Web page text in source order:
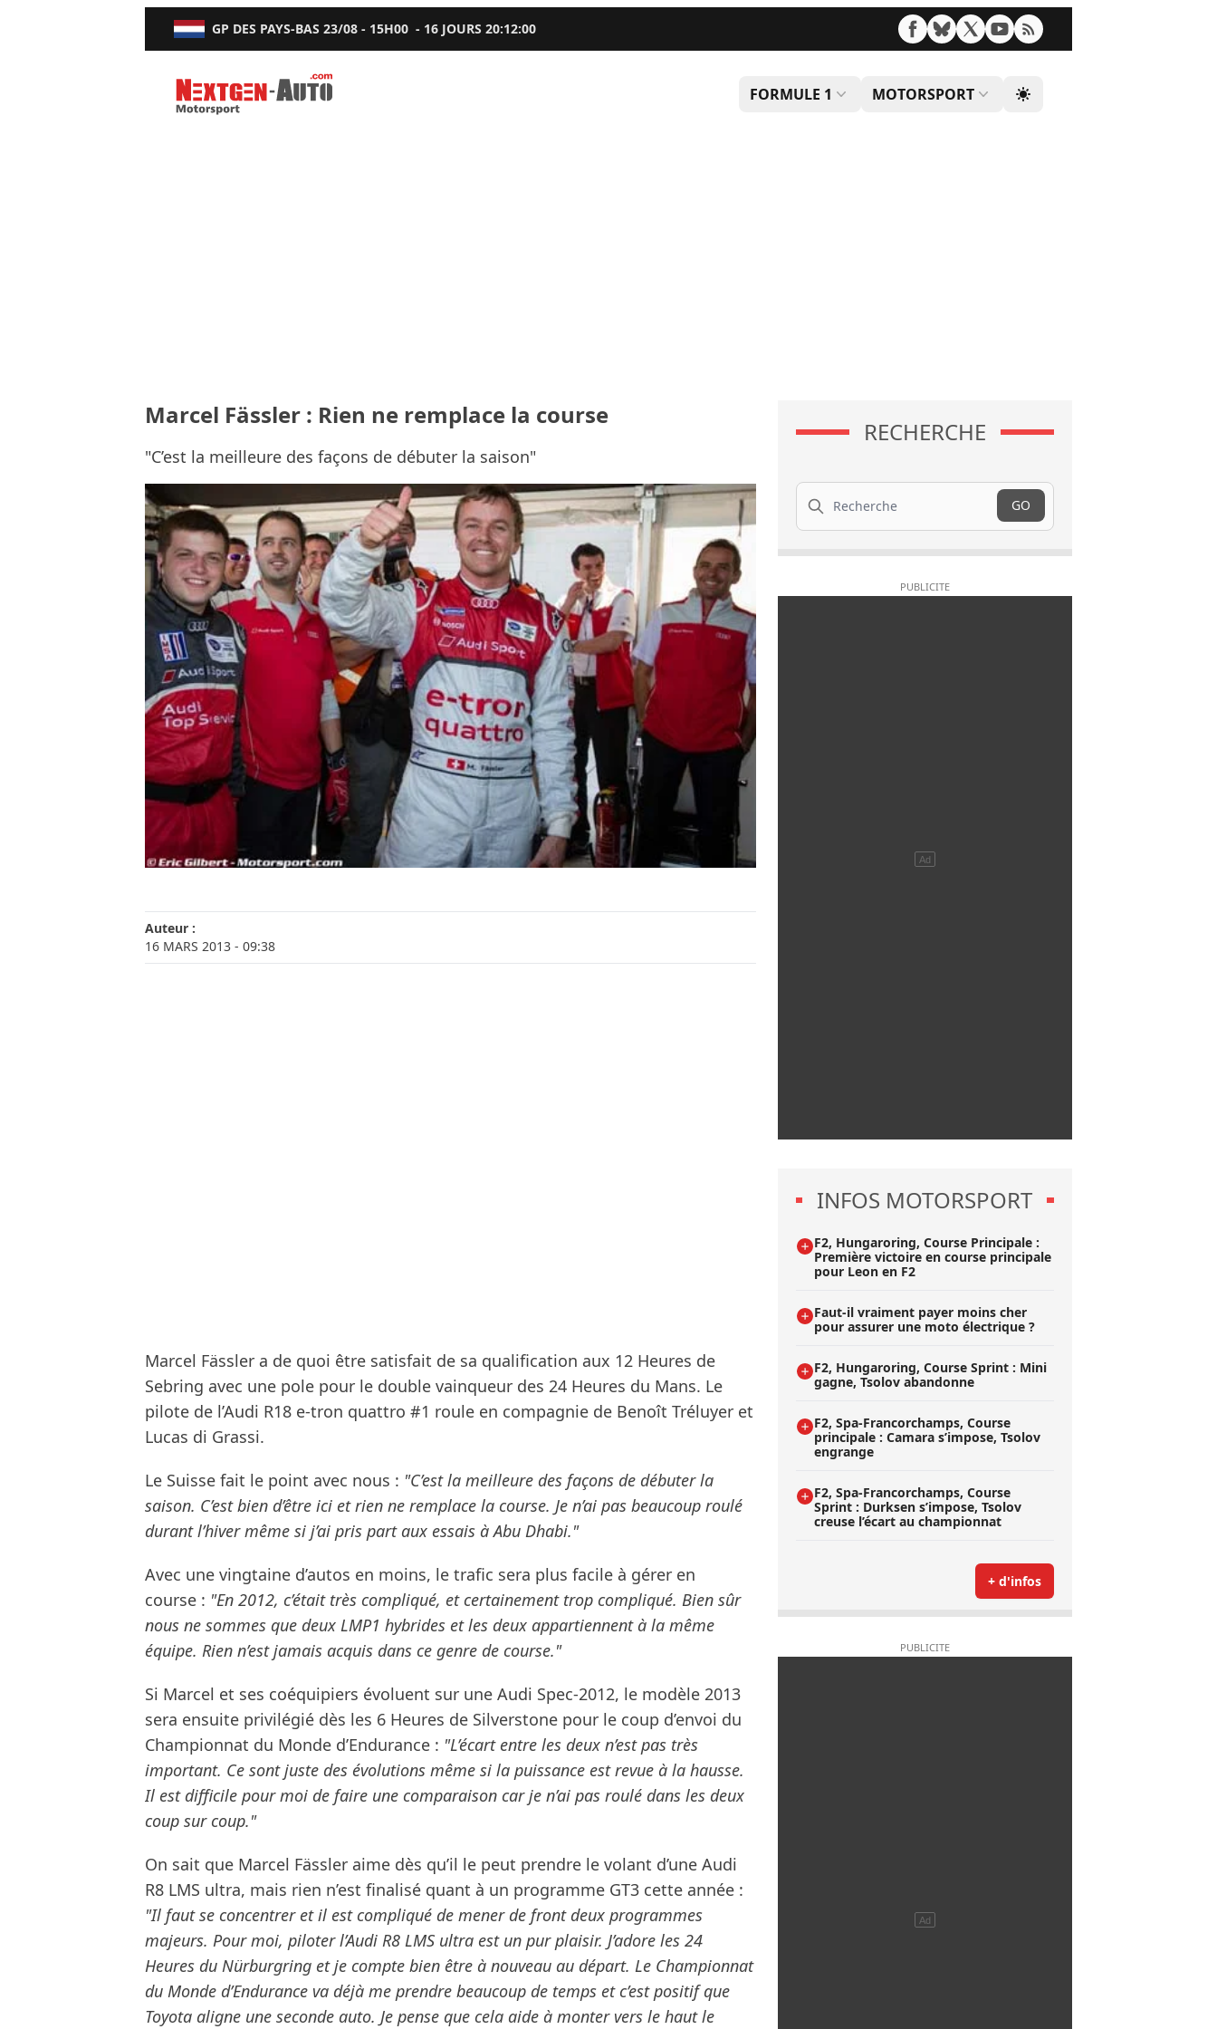
GP DES PAYS-BAS 23/08 - 15H00 - 16 JOURS20:12:00
Nextgen-Auto.com
FORMULE 1 MOTORSPORT
Marcel Fässler : Rien ne remplace la course
"C’est la meilleure des façons de débuter la saison"
Auteur :
16 MARS 2013 - 09:38
Marcel Fässler a de quoi être satisfait de sa qualification aux 12 Heures de
Sebring avec une pole pour le double vainqueur des 24 Heures du Mans. Le
pilote de l’Audi R18 e-tron quattro #1 roule en compagnie de Benoît Tréluyer et
Lucas di Grassi.
Le Suisse fait le point avec nous : "C’est la meilleure des façons de débuter la
saison. C’est bien d’être ici et rien ne remplace la course. Je n’ai pas beaucoup roulé
durant l’hiver même si j’ai pris part aux essais à Abu Dhabi."
Avec une vingtaine d’autos en moins, le trafic sera plus facile à gérer en
course : "En 2012, c’était très compliqué, et certainement trop compliqué. Bien sûr
nous ne sommes que deux LMP1 hybrides et les deux appartiennent à la même
équipe. Rien n’est jamais acquis dans ce genre de course."
Si Marcel et ses coéquipiers évoluent sur une Audi Spec-2012, le modèle 2013
sera ensuite privilégié dès les 6 Heures de Silverstone pour le coup d’envoi du
Championnat du Monde d’Endurance : "L’écart entre les deux n’est pas très
important. Ce sont juste des évolutions même si la puissance est revue à la hausse.
Il est difficile pour moi de faire une comparaison car je n’ai pas roulé dans les deux
coup sur coup."
On sait que Marcel Fässler aime dès qu’il le peut prendre le volant d’une Audi
R8 LMS ultra, mais rien n’est finalisé quant à un programme GT3 cette année :
"Il faut se concentrer et il est compliqué de mener de front deux programmes
majeurs. Pour moi, piloter l’Audi R8 LMS ultra est un pur plaisir. J’adore les 24
Heures du Nürburgring et je compte bien être à nouveau au départ. Le Championnat
du Monde d’Endurance va déjà me prendre beaucoup de temps et c’est positif que
Toyota aligne une seconde auto. Je pense que cela aide à monter vers le haut le
RECHERCHE
Recherche
GO
INFOS MOTORSPORT
F2, Hungaroring, Course Principale :
Première victoire en course principale
pour Leon en F2
Faut-il vraiment payer moins cher
pour assurer une moto électrique ?
F2, Hungaroring, Course Sprint : Mini
gagne, Tsolov abandonne
F2, Spa-Francorchamps, Course
principale : Camara s’impose, Tsolov
engrange
F2, Spa-Francorchamps, Course
Sprint : Durksen s’impose, Tsolov
creuse l’écart au championnat
+ d'infos